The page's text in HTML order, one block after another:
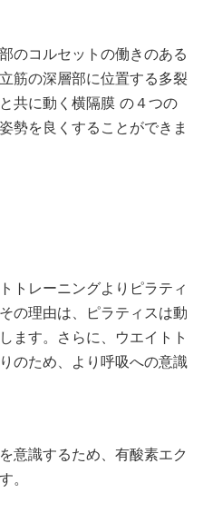
のコルセットの働きのある
筋の深層部に位置する多裂
共に動く横隔膜 の４つの
勢を良くすることができま
トレーニングよりピラティ
の理由は、ピラティスは動
ます。さらに、ウエイトト
のため、より呼吸への意識
意識するため、有酸素エク
。